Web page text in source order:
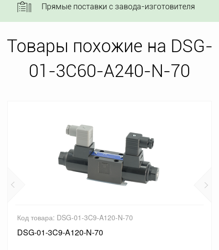
Прямые поставки с завода-изготовителя
Товары похожие на DSG-
01-3C60-A240-N-70
Код товара: DSG-01-3C9-A120-N-70
DSG-01-3C9-A120-N-70